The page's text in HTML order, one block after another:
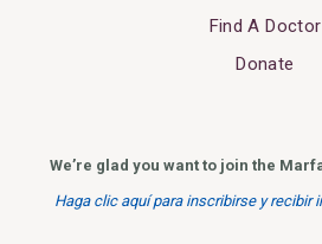
Find A Doctor
Donate